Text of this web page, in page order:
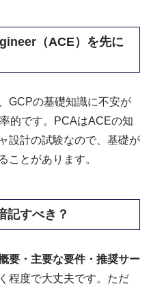
（ACE）を先に
GCPの基礎知識に不安が
的です。PCAはACEの知
設計の試験なので、基礎が
ことがあります。
記すべき？
要・主要な要件・推奨サー
程度で大丈夫です。ただ